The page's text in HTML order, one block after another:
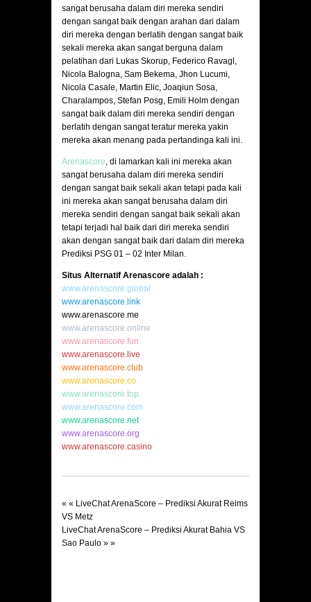
sangat berusaha dalam diri mereka sendiri
dengan sangat baik dengan arahan dari dalam
diri mereka dengan berlatih dengan sangat baik
sekali mereka akan sangat berguna dalam
pelatihan dari Lukas Skorup, Federico Ravagl,
Nicola Balogna, Sam Bekema, Jhon Lucumi,
Nicola Casale, Martin Elic, Joaqiun Sosa,
Charalampos, Stefan Posg, Emili Holm dengan
sangat baik dalam diri mereka sendiri dengan
berlatih dengan sangat teratur mereka yakin
mereka akan menang pada pertandinga kali ini.
Arenascore, di lamarkan kali ini mereka akan
sangat berusaha dalam diri mereka sendiri
dengan sangat baik sekali akan tetapi pada kali
ini mereka akan sangat berusaha dalam diri
mereka sendiri dengan sangat baik sekali akan
tetapi terjadi hal baik dari diri mereka sendiri
akan dengan sangat baik dari dalam diri mereka
Prediksi PSG 01 – 02 Inter Milan.
Situs Alternatif Arenascore adalah :
www.arenascore.global
www.arenascore.link
www.arenascore.me
www.arenascore.online
www.arenascore.fun
www.arenascore.live
www.arenascore.club
www.arenascore.co
www.arenascore.top
www.arenascore.com
www.arenascore.net
www.arenascore.org
www.arenascore.casino
« « LiveChat ArenaScore – Prediksi Akurat Reims
VS Metz
LiveChat ArenaScore – Prediksi Akurat Bahia VS
Sao Paulo » »